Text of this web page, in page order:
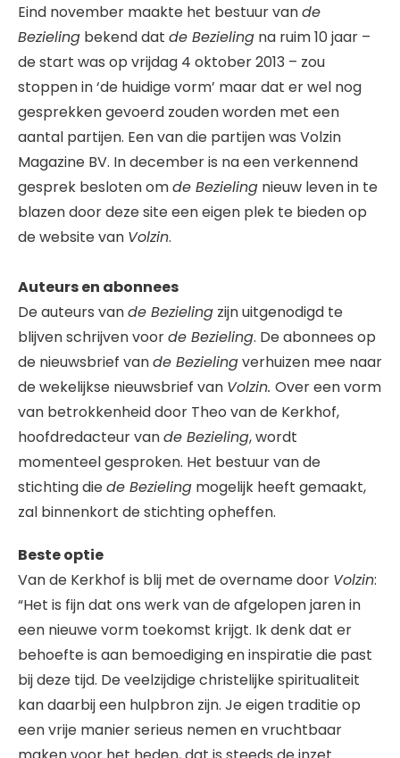
Eind november maakte het bestuur vande
Bezieling bekend dat de Bezieling na ruim 10 jaar –
de start was op vrijdag 4 oktober 2013 – zou
stoppen in ‘de huidige vorm’ maar dat er wel nog
gesprekken gevoerd zouden worden met een
aantal partijen. Een van die partijen was Volzin
Magazine BV. In december is na een verkennend
gesprek besloten omde Bezieling nieuw leven in te
blazen door deze site een eigen plek te bieden op
de website van Volzin.
Auteurs en abonnees
De auteurs vande Bezieling zijn uitgenodigd te
blijven schrijven voorde Bezieling. De abonnees op
de nieuwsbrief vande Bezielingverhuizen mee naar
de wekelijkse nieuwsbrief van Volzin. Over een vorm
van betrokkenheid door Theo van de Kerkhof,
hoofdredacteur vande Bezieling, wordt
momenteel gesproken. Het bestuur van de
stichting diede Bezieling mogelijk heeft gemaakt,
zal binnenkort de stichting opheffen.
Beste optie
Van de Kerkhof is blij met de overname door Volzin:
“Het is fijn dat ons werk van de afgelopen jaren in
een nieuwe vorm toekomst krijgt. Ik denk dat er
behoefte is aan bemoediging en inspiratie die past
bij deze tijd. De veelzijdige christelijke spiritualiteit
kan daarbij een hulpbron zijn. Je eigen traditie op
een vrije manier serieus nemen en vruchtbaar